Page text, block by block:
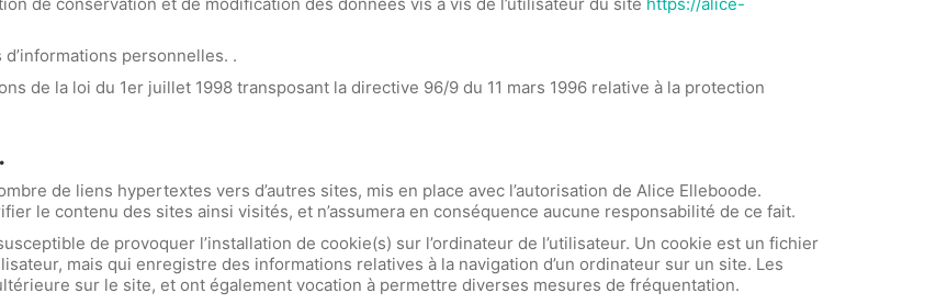
personnelles. .
de la loi du 1er juillet 1998 transposant la directive 96/9 du 11 mars 1996 relative à la protection
de liens hypertextes vers d’autres sites, mis en place avec l’autorisation de Alice Elleboode.
le contenu des sites ainsi visités, et n’assumera en conséquence aucune responsabilité de ce fait.
de provoquer l’installation de cookie(s) sur l’ordinateur de l’utilisateur. Un cookie est un fichier
mais qui enregistre des informations relatives à la navigation d’un ordinateur sur un site. Les
sur le site, et ont également vocation à permettre diverses mesures de fréquentation.